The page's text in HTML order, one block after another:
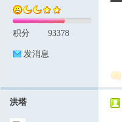
积分 93378
发消息
洪塔